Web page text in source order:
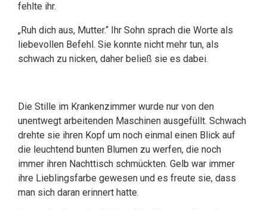
fehlte ihr.
„Ruh dich aus, Mutter.“ Ihr Sohn sprach die Worte als
liebevollen Befehl. Sie konnte nicht mehr tun, als
schwach zu nicken, daher beließ sie es dabei.
Die Stille im Krankenzimmer wurde nur von den
unentwegt arbeitenden Maschinen ausgefüllt. Schwach
drehte sie ihren Kopf um noch einmal einen Blick auf
die leuchtend bunten Blumen zu werfen, die noch
immer ihren Nachttisch schmückten. Gelb war immer
ihre Lieblingsfarbe gewesen und es freute sie, dass
man sich daran erinnert hatte.